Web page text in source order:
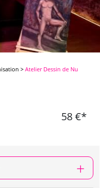
>Atelier Dessin de Nu
58 €*